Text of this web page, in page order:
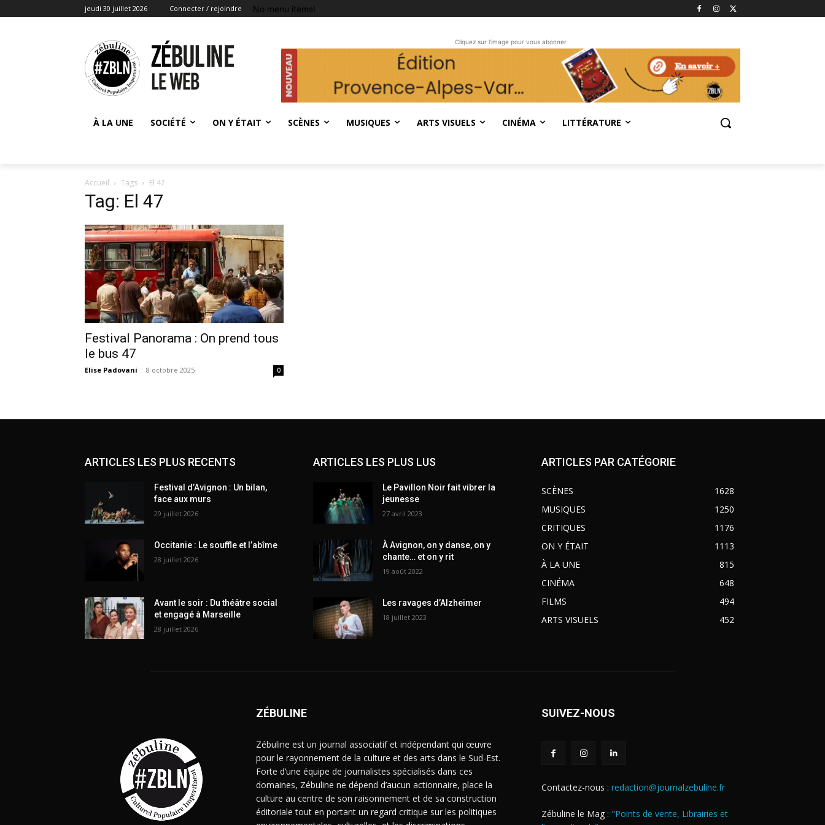
jeudi 30 juillet 2026 Connecter / rejoindre No menu items!
Cliquez sur l'image pour vous abonner
À LA UNE SOCIÉTÉ ON Y ÉTAIT SCÈNES MUSIQUES ARTS VISUELS CINÉMA LITTÉRATURE
Accueil Tags El 47
Tag: El 47
Festival Panorama : On prend tous
le bus 47
Elise Padovani - 8 octobre 2025 0
ARTICLES LES PLUS RECENTS
Festival d’Avignon : Un bilan,
face aux murs
29 juillet 2026
Occitanie : Le souffle et l’abîme
28 juillet 2026
Avant le soir : Du théâtre social
et engagé à Marseille
28 juillet 2026
ARTICLES LES PLUS LUS
Le Pavillon Noir fait vibrer la
jeunesse
27 avril 2023
À Avignon, on y danse, on y
chante… et on y rit
19 août 2022
Les ravages d’Alzheimer
18 juillet 2023
ARTICLES PAR CATÉGORIE
SCÈNES
1628
MUSIQUES
1250
CRITIQUES
1176
ON Y ÉTAIT
1113
À LA UNE
815
CINÉMA
648
FILMS
494
ARTS VISUELS
452
ZÉBULINE
Zébuline est un journal associatif et indépendant qui œuvre
pour le rayonnement de la culture et des arts dans le Sud-Est.
Forte d’une équipe de journalistes spécialisés dans ces
domaines, Zébuline ne dépend d’aucun actionnaire, place la
culture au centre de son raisonnement et de sa construction
éditoriale tout en portant un regard critique sur les politiques
SUIVEZ-NOUS
Contactez-nous : redaction@journalzebuline.fr
Zébuline le Mag : "Points de vente, Librairies et